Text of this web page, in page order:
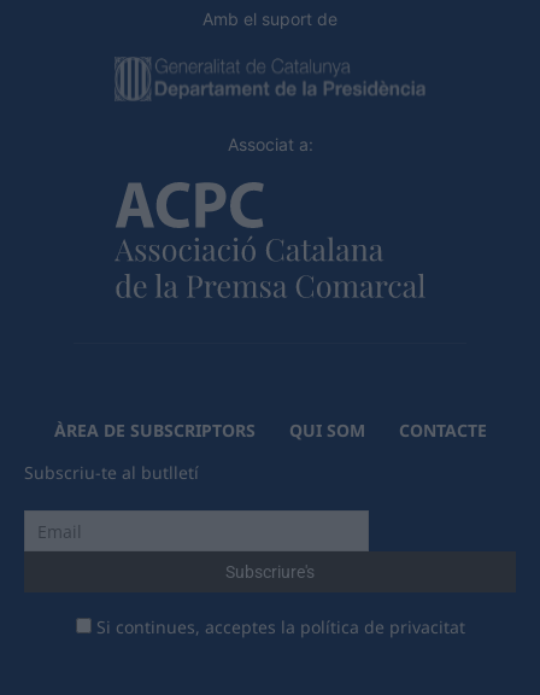
Amb el suport de
Associat a:
ÀREA DE SUBSCRIPTORS QUI SOM
CONTACTE
Subscriu-te al butlletí
Si continues, acceptes la política de privacitat